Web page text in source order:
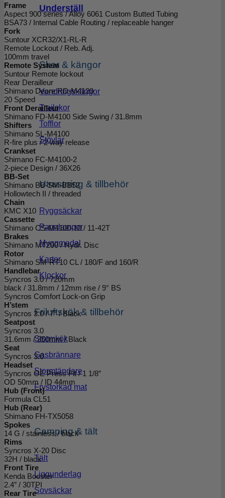
Underställ
Skor & kängor
Vandringskängor
Trailskor
Tofflor
Stövlar
Utrustning & tillbehör
Ryggsäckar
Pannlampor
Myggmedel
Kartor
Klockor
Friluftskök & tillbehör
Stormkök
Gasbrännare
Stormtändare
Frystorkad mat
Camping & tält
Tält
Liggunderlag
Sovsäckar
Frame
Aspect 900 series / Alloy 6061 Custom Butted Tubing
BSA73 / Internal Cable Routing / replaceable hanger
Fork
Suntour XCR32/X1-RL-R
Remote Lockout / Reb. Adj.
100mm travel
Remote System
Suntour Remote lockout
Rear Derailleur
Shimano Deore RD-M4120
20 Speed
Front Derailleur
Shimano FD-M4100 Side Swing / 31.8mm
Shifters
Shimano SL-M4100
R-fire plus / 2 way release
Crankset
Shimano FC-M4100-2
2-piece Design / 36X26
BB-Set
Shimano BB-SM-BB52
Hollowtech II / threaded
Chain
KMC X10
Cassette
Shimano CS-M4100-10 / 11-42T
Brakes
Shimano MT200 / Hydr. Disc
Rotor
Shimano SM-RT10 CL / 180/F and 160/R
Handlebar
Syncros 3.0 / 720mm
black / 31.8mm / 12mm rise / 9° BS
Syncros Comfort Lock-on Grip
H’stem
Syncros 3.0 / 7° / Black
Seatpost
Syncros 3.0
31.6mm / 350mm / Black
Seat
Syncros 3.0
Headset
Syncros OE Press Fit / 1 1/8″
OD 50mm / ID 44mm
Hub (Front)
Formula CL51
Hub (Rear)
Shimano FH-TX5058
Spokes
14 G / stainless / black
Rims
Syncros X-20 Disc
32H / black
Front Tire
Kenda Booster
2.4″ / 30TPI
Rear Tire